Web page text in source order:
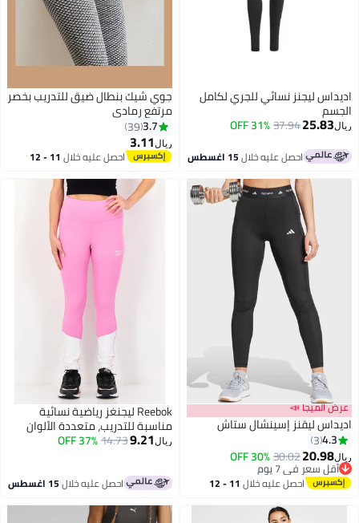
اديداس ليجنز نسائي للجري لكامل
الجسم
ريال25.83
37.94
31% OFF
احصل عليه خلال15 اغسطس
جوي شيك بنطال ضيق للتدريب بخصر
مرتفع رمادي
3.7
39
ريال 3.11
احصل عليه خلال 11 - 12
عرض الميجا 📣
اديداس ليقنز إسينشال ستاش
4.3
3
ريال20.98
30.02
30% OFF
أقل سعر في 7 يوم
أقل سعر في 7 يوماحصل عليه خلال 11 - 12
اغسطس
Reebok ليجنغز رياضية نسائية
مناسبة للتدريب، متعددة الألوان
ريال 9.21
14.73
37% OFF
احصل عليه خلال15 اغسطس